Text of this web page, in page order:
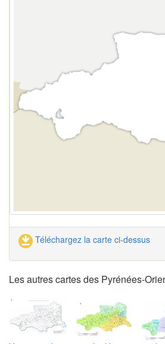
Téléchargez la carte ci-dessus
Les autres cartes des Pyrénées-